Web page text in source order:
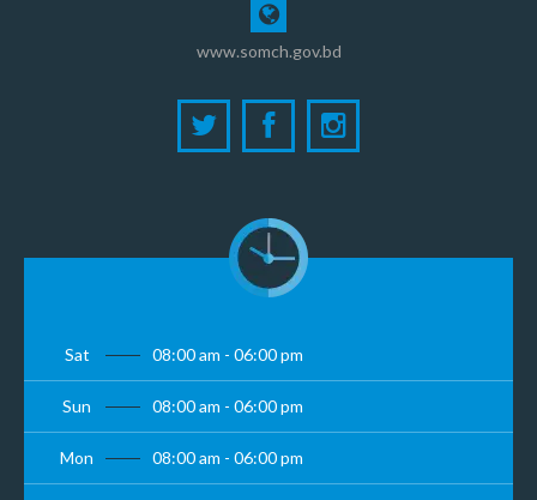
www.somch.gov.bd
Sat 08:00 am - 06:00 pm
Sun 08:00 am - 06:00 pm
Mon 08:00 am - 06:00 pm